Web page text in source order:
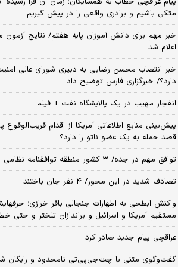
متکی باشیم و برادری واقعی را در پیش گیریم
خبر مهم برای دانش آموزان پایه هفتم/ نتایج آزمون
اعلام شد
خبر انتصاب محسن رضایی به دبیری شورای عالی
دارد؟/ خبرگزاری فارس توضیح داد
انفجار مهیب در یک پالایشگاه نفت + فیلم
پیش‌بینی منابع اطلاعاتی آمریکا از اقدام
قصد حمله به یک عضو ناتو را دارد؟
توافق مهم در جده/ ۳ کشور منطقه توافقنامه نظامی امضا می‌کنند
تصادف شدید در این محور/ ۴ نفر جان باختند
واکنش ابطحی به اظهارات جنجالی باقر خرازی؛
مستقیم آمریکا و اسرائیل و براندازان تلختر و حتی
عراقچی پیام جدید صادر کرد
گفت‌وگوی متنی با چت‌جی‌پی‌تی نامحدود و رایگان